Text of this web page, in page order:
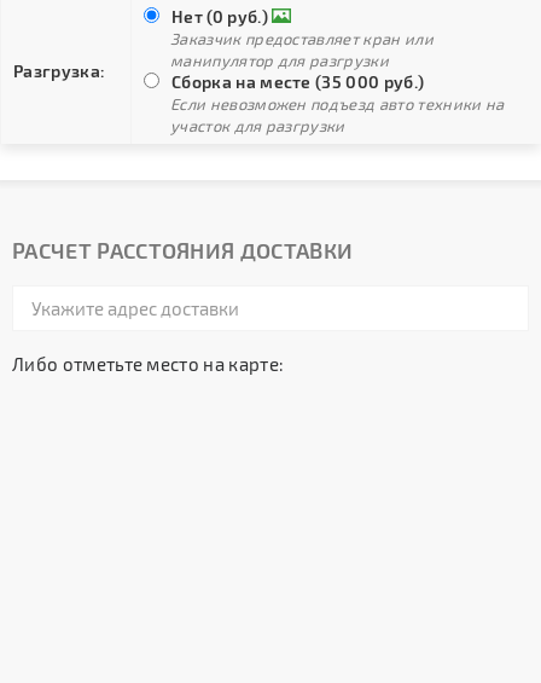
Разгрузка:
Нет (0 руб.)
Заказчик предоставляет кран или
манипулятор для разгрузки
Сборка на месте (35 000 руб.)
Если невозможен подъезд авто техники на
участок для разгрузки
РАСЧЕТ РАССТОЯНИЯ ДОСТАВКИ
Либо отметьте место на карте: